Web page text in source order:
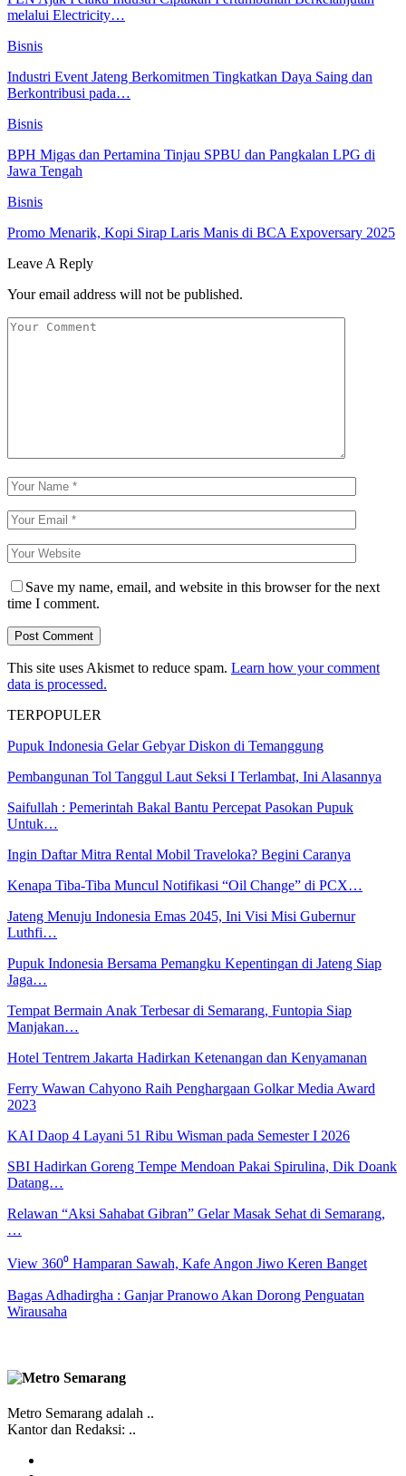
melalui Electricity…
Bisnis
Industri Event Jateng Berkomitmen Tingkatkan Daya Saing dan
Berkontribusi pada…
Bisnis
BPH Migas dan Pertamina Tinjau SPBU dan Pangkalan LPG di
Jawa Tengah
Bisnis
Promo Menarik, Kopi Sirap Laris Manis di BCA Expoversary 2025
Leave A Reply
Your email address will not be published.
Save my name, email, and website in this browser for the next
time I comment.
This site uses Akismet to reduce spam. Learn how your comment
data is processed.
TERPOPULER
Pupuk Indonesia Gelar Gebyar Diskon di Temanggung
Pembangunan Tol Tanggul Laut Seksi I Terlambat, Ini Alasannya
Saifullah : Pemerintah Bakal Bantu Percepat Pasokan Pupuk
Untuk…
Ingin Daftar Mitra Rental Mobil Traveloka? Begini Caranya
Kenapa Tiba-Tiba Muncul Notifikasi “Oil Change” di PCX…
Jateng Menuju Indonesia Emas 2045, Ini Visi Misi Gubernur
Luthfi…
Pupuk Indonesia Bersama Pemangku Kepentingan di Jateng Siap
Jaga…
Tempat Bermain Anak Terbesar di Semarang, Funtopia Siap
Manjakan…
Hotel Tentrem Jakarta Hadirkan Ketenangan dan Kenyamanan
Ferry Wawan Cahyono Raih Penghargaan Golkar Media Award
2023
KAI Daop 4 Layani 51 Ribu Wisman pada Semester I 2026
SBI Hadirkan Goreng Tempe Mendoan Pakai Spirulina, Dik Doank
Datang…
Relawan “Aksi Sahabat Gibran” Gelar Masak Sehat di Semarang,
…
View 360⁰ Hamparan Sawah, Kafe Angon Jiwo Keren Banget
Bagas Adhadirgha : Ganjar Pranowo Akan Dorong Penguatan
Wirausaha
Metro Semarang adalah ..
Kantor dan Redaksi: ..